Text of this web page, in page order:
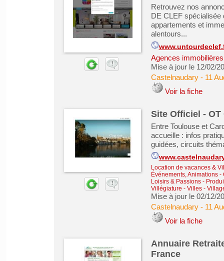
Retrouvez nos
DE CLEF spécialisée
appartements et
alentours...
Agences
Mise à jour le 12/02/
Castelnaudary- 11
Voir la fiche
Site Officiel -
Entre Toulouse et
accueille : infos
guidées, circuits
Location de vacances &
Événements, Animations-
Loisirs & Passions-
Villégiature - Villes -
Mise à jour le 02/12/
Castelnaudary- 11
Voir la fiche
Annuaire
France